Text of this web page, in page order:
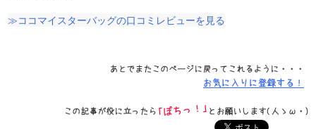
≫ココマイスターバッグの口コミレビューを見る